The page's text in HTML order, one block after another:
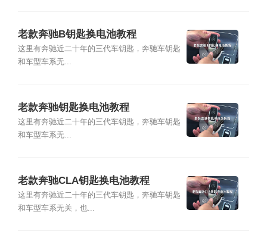
老款奔驰B钥匙换电池教程
这里有奔驰近二十年的三代车钥匙，奔驰车钥匙
和车型车系无...
老款奔驰钥匙换电池教程
这里有奔驰近二十年的三代车钥匙，奔驰车钥匙
和车型车系无...
老款奔驰CLA钥匙换电池教程
这里有奔驰近二十年的三代车钥匙，奔驰车钥匙
和车型车系无关，也...